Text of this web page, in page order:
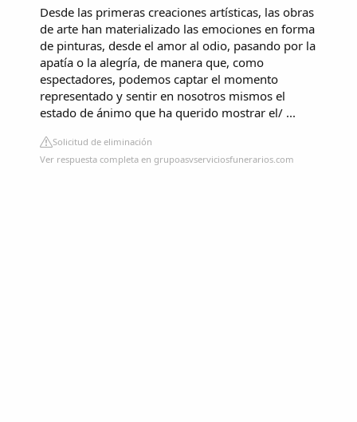
Desde las primeras creaciones artísticas, las obras
de arte han materializado las emociones en forma
de pinturas, desde el amor al odio, pasando por la
apatía o la alegría, de manera que, como
espectadores, podemos captar el momento
representado y sentir en nosotros mismos el
estado de ánimo que ha querido mostrar el/ ...
Solicitud de eliminación
Ver respuesta completa en grupoasvserviciosfunerarios.com